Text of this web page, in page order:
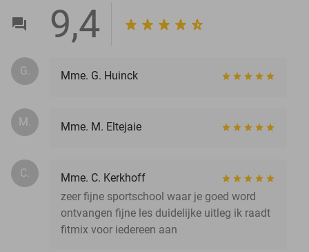
9,4
G. Mme. G. Huinck
M. Mme. M. Eltejaie
C.
Mme. C. Kerkhoff
zeer fijne sportschool waar je goed word
ontvangen fijne les duidelijke uitleg ik raadt
fitmix voor iedereen aan